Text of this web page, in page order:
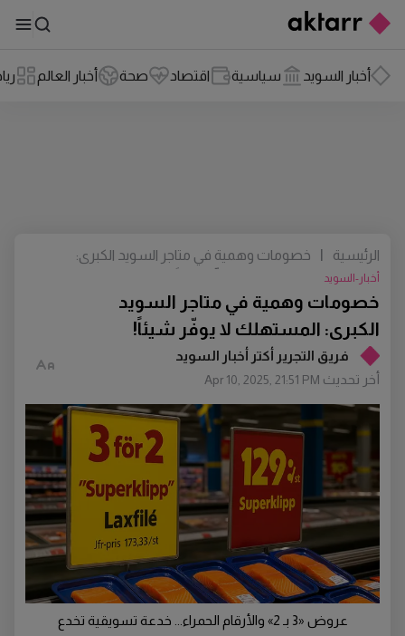
أخبار السويد سياسية اقتصاد صحة أخبار العالم
فريق التجرير أكتر أخبار السويد
أخر تحديث Apr 10, 2025, 21:51 PM
خصومات وهمية في متاجر السويد
الكبرى: المستهلك لا يوفّر شيئاً!
أخبار-السويد
الرئيسية
خصومات وهمية في متاجر السويد الكبرى:
عروض «3 بـ 2» والأرقام الحمراء... خدعة تسويقية تخدع